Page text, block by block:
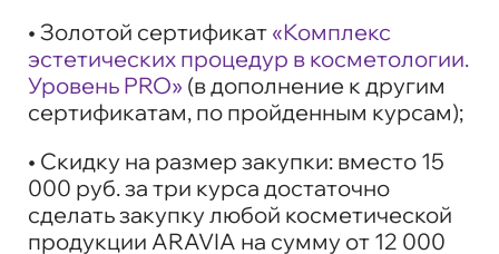
• Золотой сертификат «Комплекс
эстетических процедур в косметологии.
Уровень PRO» (в дополнение к другим
сертификатам, по пройденным курсам);
• Скидку на размер закупки: вместо 15
000 руб. за три курса достаточно
сделать закупку любой косметической
продукции ARAVIA на сумму от 12 000